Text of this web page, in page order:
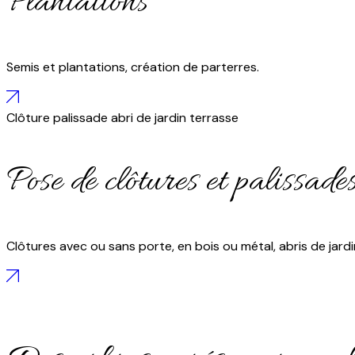
Semis et plantations, création de parterres.
Clôture palissade abri de jardin terrasse
Pose de clôtures et
Clôtures avec ou sans porte, en bois ou métal, abris de